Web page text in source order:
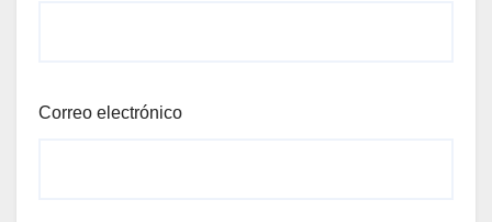
Correo electrónico